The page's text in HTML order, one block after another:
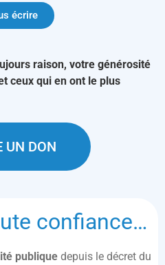
écrire
raison, votre générosité
ceux qui en ont le plus
UN DON
confiance…
publique depuis le décret du